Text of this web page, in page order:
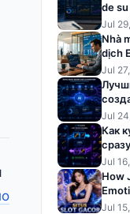
de
trader
Jul
Nhà
dịch
Jul
Jul
Как
Jul
How
Jul